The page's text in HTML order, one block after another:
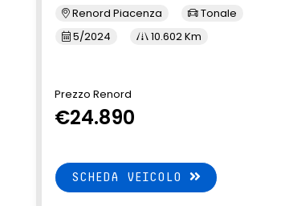
Renord Piacenza
Tonale
5/2024
10.602 Km
Prezzo Renord
€24.890
SCHEDA VEICOLO